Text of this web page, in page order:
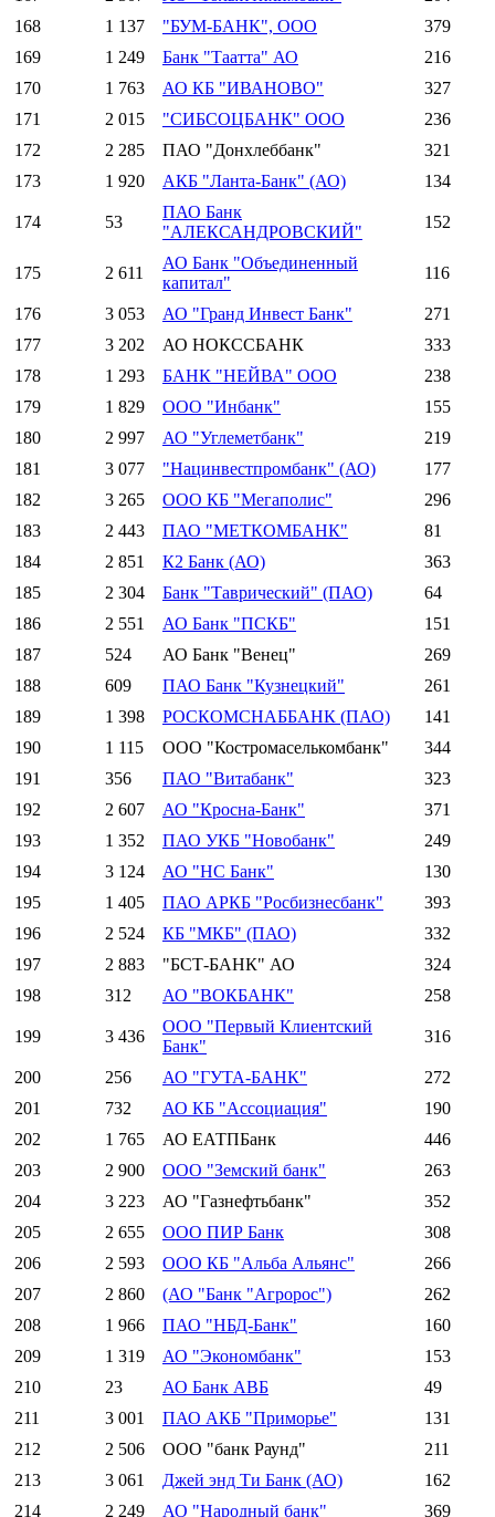
168
1 137 "БУМ-БАНК", ООО
379
169
1 249 Банк "Таатта" АО
216
170
1 763 АО КБ "ИВАНОВО"
327
171
2 015 "СИБСОЦБАНК" ООО
236
172
2 285 ПАО "Донхлеббанк"
321
173
1 920 АКБ "Ланта-Банк" (АО) 134
174 53
ПАО Банк
"АЛЕКСАНДРОВСКИЙ"
152
175 2 611
АО Банк "Объединенный
капитал"
116
176 3 053 АО "Гранд Инвест Банк"
271
177
3 202 АО НОКССБАНК
333
178
1 293 БАНК "НЕЙВА" ООО
238
179
1 829 ООО "Инбанк"
155
180
2 997 АО "Углеметбанк"
219
181
3 077 "Нацинвестпромбанк" (АО)
177
182
3 265 ООО КБ "Мегаполис"
296
183
2 443 ПАО "МЕТКОМБАНК"
81
184
2 851 К2 Банк (АО)
363
185
2 304 Банк "Таврический" (ПАО)
64
186
2 551 АО Банк "ПСКБ"
151
187
524 АО Банк "Венец"
269
188
609 ПАО Банк "Кузнецкий"
261
189
1 398 РОСКОМСНАББАНК (ПАО)
141
190
1 115 ООО "Костромаселькомбанк"
344
191
356 ПАО "Витабанк"
323
192
2 607 АО "Кросна-Банк"
371
193
1 352 ПАО УКБ "Новобанк"
249
194
3 124 АО "НС Банк"
130
195
1 405 ПАО АРКБ "Росбизнесбанк"
393
196
2 524 КБ "МКБ" (ПАО)
332
197
2 883 "БСТ-БАНК" АО
324
198
312 АО "ВОКБАНК" 258
199 3 436
ООО "Первый Клиентский
Банк"
316
200 256 АО "ГУТА-БАНК"
272
201
732 АО КБ "Ассоциация"
190
202
1 765 АО ЕАТПБанк
446
203
2 900 ООО "Земский банк"
263
204
3 223 АО "Газнефтьбанк"
352
205
2 655 ООО ПИР Банк
308
206
2 593 ООО КБ "Альба Альянс"
266
207
2 860 (АО "Банк "Агророс")
262
208
1 966 ПАО "НБД-Банк"
160
209
1 319 АО "Экономбанк"
153
210
23 АО Банк АВБ
49
211
3 001 ПАО АКБ "Приморье"
131
212
2 506 ООО "банк Раунд"
211
213
3 061 Джей энд Ти Банк (АО)
162
214
2 249 АО "Народный банк" 369